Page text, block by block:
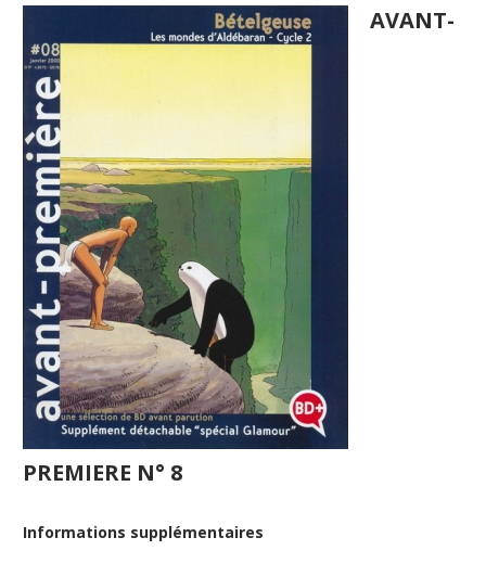
AVANT-
PREMIERE N° 8
Informations supplémentaires